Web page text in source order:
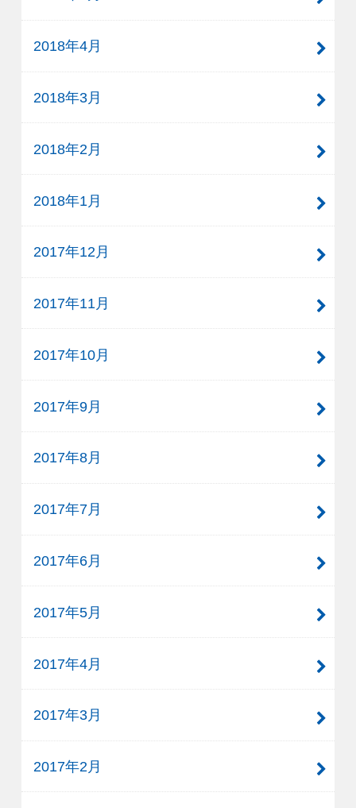
2018年4月
2018年3月
2018年2月
2018年1月
2017年12月
2017年11月
2017年10月
2017年9月
2017年8月
2017年7月
2017年6月
2017年5月
2017年4月
2017年3月
2017年2月